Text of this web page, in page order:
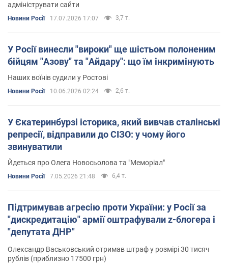
адмініструвати сайти
Новини Росії 17.07.2026 17:07 3,7 т.
У Росії винесли "вироки" ще шістьом полоненим
бійцям "Азову" та "Айдару": що їм інкримінують
Наших воїнів судили у Ростові
Новини Росії 10.06.2026 02:24 2,6 т.
У Єкатеринбурзі історика, який вивчав сталінські
репресії, відправили до СІЗО: у чому його
звинуватили
Йдеться про Олега Новосьолова та "Меморіал"
Новини Росії 7.05.2026 21:48 6,4 т.
Підтримував агресію проти України: у Росії за
"дискредитацію" армії оштрафували z-блогера і
"депутата ДНР"
Олександр Васьковський отримав штраф у розмірі 30 тисяч
рублів (приблизно 17500 грн)